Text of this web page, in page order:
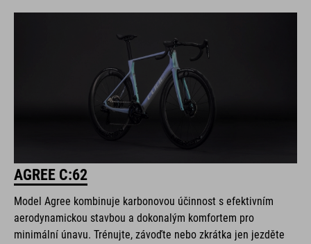
AGREE C:62
Model Agree kombinuje karbonovou účinnost s efektivním
aerodynamickou stavbou a dokonalým komfortem pro
minimální únavu. Trénujte, závoďte nebo zkrátka jen jezděte